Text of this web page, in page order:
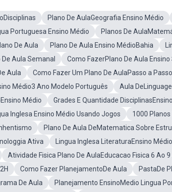
Plano De AulaGeografia Ensino Médio
Portuguesa Ensino Médio
Planos De
De Aula
Plano De Aula Ensino MédioBahia
Aula Semanal
Como FazerPlano De Aula
Aula
Como Fazer Um Plano De AulaPasso a Passo
Médio3 Ano Modelo Português
Aula
Médio
Grades E Quantidade
Inglesa Ensino Médio Usando Jogos
1000
Plano De Aula DeMatematica Sobre
Ativa
Lingua Inglesa LiteraturaEnsino
Atividade Fisica Plano De AulaEducacao Fisica 6 Ao 9
Como Fazer PlanejamentoDe Aula PastaDe
De Aula
Planejamento EnsinoMedio Lingua